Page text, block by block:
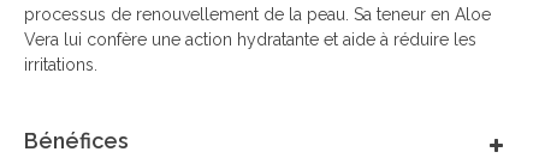
processus de renouvellement de la peau. Sa teneur en Aloe
Vera lui confère une action hydratante et aide à réduire les
irritations.
Bénéfices